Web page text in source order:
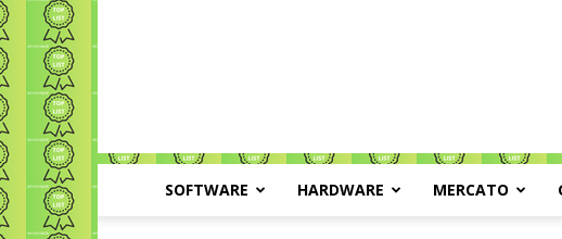
SOFTWARE HARDWARE MERCATO